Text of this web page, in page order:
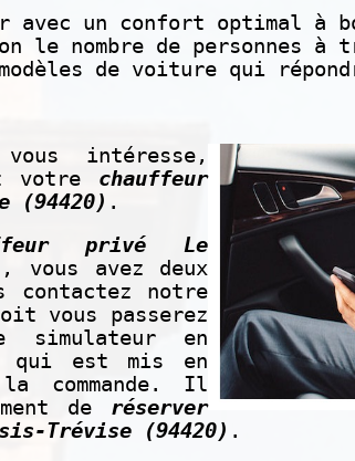
avec un confort optimal à
le nombre de personnes
de voiture qui
intéresse,
votre chauffeur
(94420) .
privé Le
, vous avez deux
notre
vous passerez
simulateur en
est mis en
commande. Il
de réserver
Trévise (94420) .